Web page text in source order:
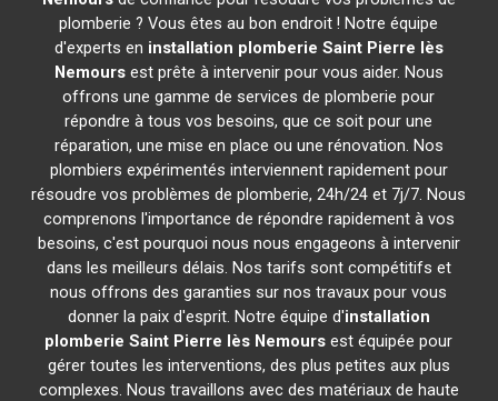
plomberie ? Vous êtes au bon endroit ! Notre équipe
d'experts en installation plomberie Saint Pierre lès
Nemoursest prête à intervenir pour vous aider. Nous
offrons une gamme de services de plomberie pour
répondre à tous vos besoins, que ce soit pour une
réparation, une mise en place ou une rénovation. Nos
plombiers expérimentés interviennent rapidement pour
résoudre vos problèmes de plomberie, 24h/24 et 7j/7. Nous
comprenons l'importance de répondre rapidement à vos
besoins, c'est pourquoi nous nous engageons à intervenir
dans les meilleurs délais. Nos tarifs sont compétitifs et
nous offrons des garanties sur nos travaux pour vous
donner la paix d'esprit. Notre équipe d'installation
plomberie Saint Pierre lès Nemours est équipée pour
gérer toutes les interventions, des plus petites aux plus
complexes. Nous travaillons avec des matériaux de haute